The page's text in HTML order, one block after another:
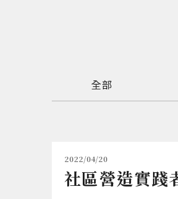
全部
2022/04/20
社區營造實踐